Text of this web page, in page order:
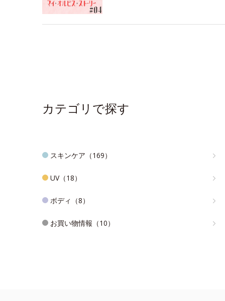
カテゴリで探す
スキンケア（169）
UV（18）
ボディ（8）
お買い物情報（10）